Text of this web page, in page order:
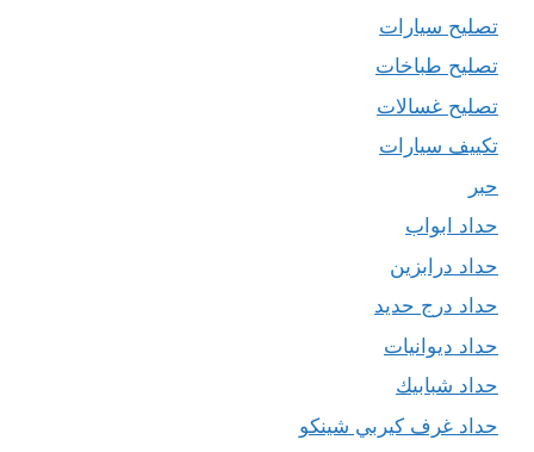
تصليح سيارات
تصليح طباخات
تصليح غسالات
تكييف سيارات
حبر
حداد ابواب
حداد درابزين
حداد درج حديد
حداد ديوانيات
حداد شبابيك
حداد غرف كيربي شينكو